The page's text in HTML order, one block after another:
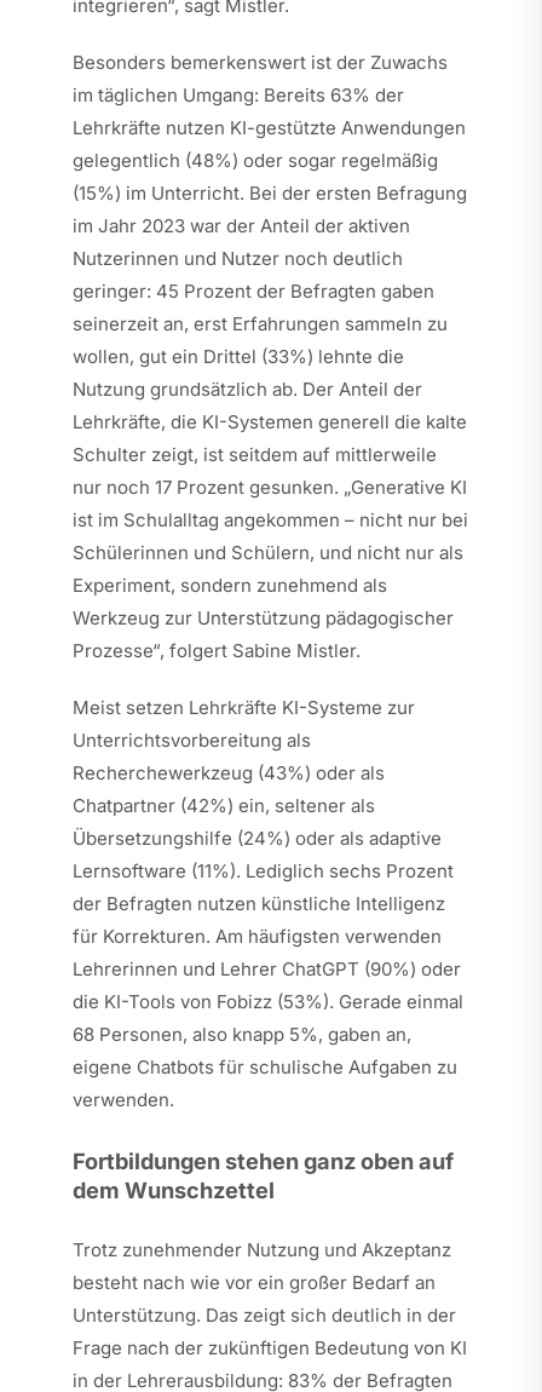
integrieren“, sagt Mistler.
Besonders bemerkenswert ist der Zuwachs
im täglichen Umgang: Bereits 63% der
Lehrkräfte nutzen KI-gestützte Anwendungen
gelegentlich (48%) oder sogar regelmäßig
(15%) im Unterricht. Bei der ersten Befragung
im Jahr 2023 war der Anteil der aktiven
Nutzerinnen und Nutzer noch deutlich
geringer: 45 Prozent der Befragten gaben
seinerzeit an, erst Erfahrungen sammeln zu
wollen, gut ein Drittel (33%) lehnte die
Nutzung grundsätzlich ab. Der Anteil der
Lehrkräfte, die KI-Systemen generell die kalte
Schulter zeigt, ist seitdem auf mittlerweile
nur noch 17 Prozent gesunken. „Generative KI
ist im Schulalltag angekommen – nicht nur bei
Schülerinnen und Schülern, und nicht nur als
Experiment, sondern zunehmend als
Werkzeug zur Unterstützung pädagogischer
Prozesse“, folgert Sabine Mistler.
Meist setzen Lehrkräfte KI-Systeme zur
Unterrichtsvorbereitung als
Recherchewerkzeug (43%) oder als
Chatpartner (42%) ein, seltener als
Übersetzungshilfe (24%) oder als adaptive
Lernsoftware (11%). Lediglich sechs Prozent
der Befragten nutzen künstliche Intelligenz
für Korrekturen. Am häufigsten verwenden
Lehrerinnen und Lehrer ChatGPT (90%) oder
die KI-Tools von Fobizz (53%). Gerade einmal
68 Personen, also knapp 5%, gaben an,
eigene Chatbots für schulische Aufgaben zu
verwenden.
Fortbildungen stehen ganz oben auf
dem Wunschzettel
Trotz zunehmender Nutzung und Akzeptanz
besteht nach wie vor ein großer Bedarf an
Unterstützung. Das zeigt sich deutlich in der
Frage nach der zukünftigen Bedeutung von KI
in der Lehrerausbildung: 83% der Befragten